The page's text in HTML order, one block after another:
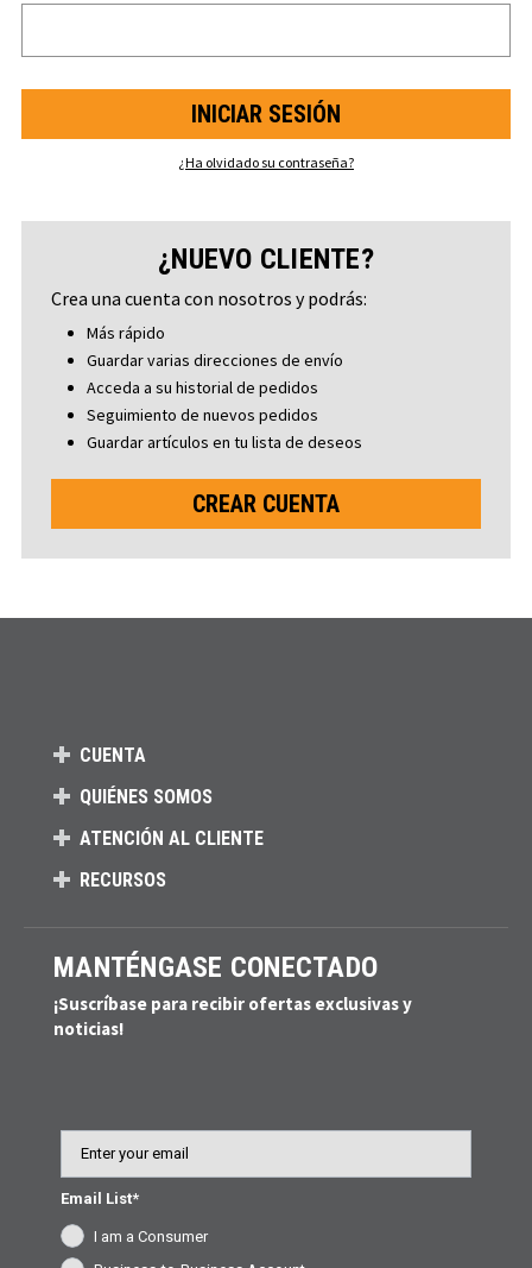
¿Ha olvidado su contraseña?
¿NUEVO CLIENTE?
Crea una cuenta con nosotros y podrás:
Más rápido
Guardar varias direcciones de envío
Acceda a su historial de pedidos
Seguimiento de nuevos pedidos
Guardar artículos en tu lista de deseos
CREAR CUENTA
CUENTA
QUIÉNES SOMOS
ATENCIÓN AL CLIENTE
RECURSOS
MANTÉNGASE CONECTADO
¡Suscríbase para recibir ofertas exclusivas y
noticias!
Email List*
I am a Consumer